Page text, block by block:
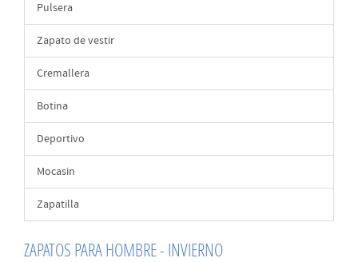
Pulsera
Zapato de vestir
Cremallera
Botina
Deportivo
Mocasin
Zapatilla
ZAPATOS PARA HOMBRE - INVIERNO